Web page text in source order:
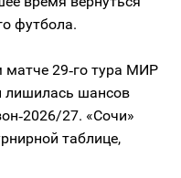
футбола.
матче 29‑го тура МИР
лишилась шансов
27. «Сочи»
таблице,